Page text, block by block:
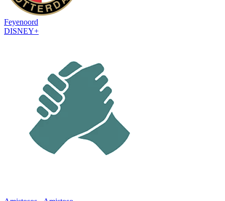
Feyenoord
DISNEY+